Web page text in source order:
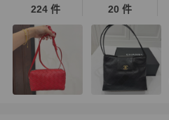
224 件 20 件